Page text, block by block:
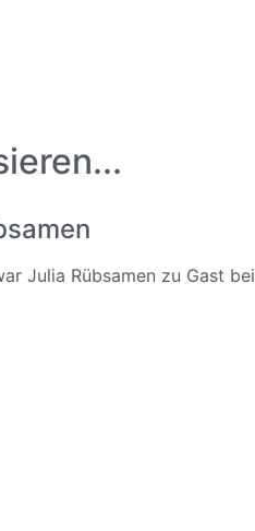
Julia Rübsamen zu Gast bei